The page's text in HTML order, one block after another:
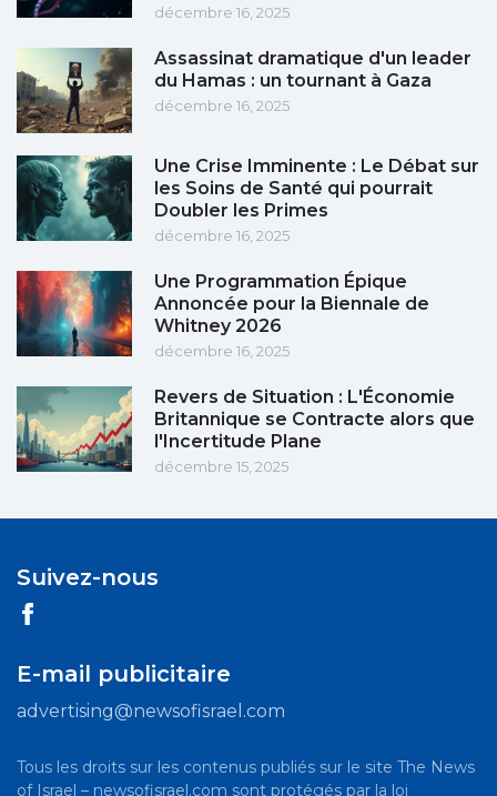
décembre 16, 2025
Assassinat dramatique d'un leader
du Hamas : un tournant à Gaza
décembre 16, 2025
Une Crise Imminente : Le Débat sur
les Soins de Santé qui pourrait
Doubler les Primes
décembre 16, 2025
Une Programmation Épique
Annoncée pour la Biennale de
Whitney 2026
décembre 16, 2025
Revers de Situation : L'Économie
Britannique se Contracte alors que
l'Incertitude Plane
décembre 15, 2025
Suivez-nous
E-mail publicitaire
advertising@newsofisrael.com
Tous les droits sur les contenus publiés sur le site The News
of Israel – newsofisrael.com sont protégés par la loi